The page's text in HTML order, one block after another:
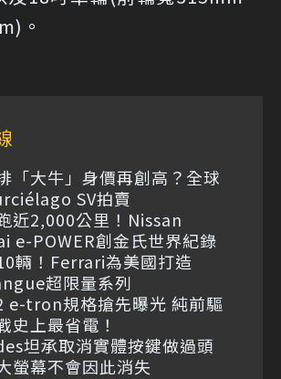
。
「大牛」身價再創高？全球
SV拍賣
近2,000公里！Nissan
e-POWER創金氏世界紀錄
輛！Ferrari為美國打造
超限量系列
e-tron規格搶先曝光 純前驅
史上最省電！
坦承取消實體按鍵做過頭
螢幕不會因此消失